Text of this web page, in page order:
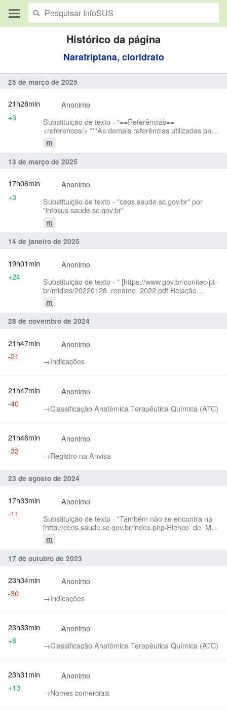
Histórico da página
Naratriptana, cloridrato
25 de março de 2025
Anonimo
Substituição de texto - "==Referências==
<references/> *'''As demais referências utilizadas para
elaboração deste medicamento constam em forma de
link no decorrer do texto.'''" por "==Referências==
elaboração deste medicamento constam em forma de
m
21h28min
+3
13 de março de 2025
Anonimo
Substituição de texto - "ceos.saude.sc.gov.br" por
"infosus.saude.sc.gov.br"
m
17h06min
+3
14 de janeiro de 2025
Anonimo
Substituição de texto - " [https://www.gov.br/conitec/pt-
br/midias/20220128_rename_2022.pdf Relação
Nacional de Medicamentos Essenciais (RENAME)]"
por "
Relação Nacional de Medicamentos Essenciais -
m
19h01min
+24
28 de novembro de 2024
Anonimo
→‎Indicações
21h47min
-21
Anonimo
→‎Classificação Anatômica Terapêutica Química (ATC)
21h47min
-40
Anonimo
→‎Registro na Anvisa
21h46min
-33
23 de agosto de 2024
Anonimo
Substituição de texto - "Também não se encontra na
[http://ceos.saude.sc.gov.br/index.php/
_CEAF lista de medicamentos especiais de Alto Custo
do Ministério da Saúde], não existindo nenhum
Secretarias Estaduais de Saúde." por "Também não
[http://ceos.saude.sc.gov.br/index.php/
_CEAF lista de medicamentos padronizados do
Ministério da Saúde], não existindo nenhum protocolo
específico para sua liberação pelas Secretarias
m
17h33min
-11
17 de outubro de 2023
Anonimo
→‎Indicações
23h34min
-30
Anonimo
→‎Classificação Anatômica Terapêutica Química (ATC)
23h33min
+8
Anonimo
→‎Nomes comerciais
23h31min
+13